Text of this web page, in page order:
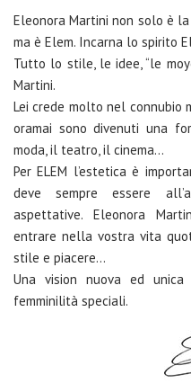
Eleonora Martini non solo è
ma è Elem. Incarna lo spirito
Tutto lo stile, le idee, “le
Martini.
Lei crede molto nel connubio
oramai sono divenuti una
moda, il teatro, il cinema…
Per ELEM l’estetica è
deve sempre essere
aspettative. Eleonora
entrare nella vostra vita
stile e piacere…
Una vision nuova ed
femminilità speciali.